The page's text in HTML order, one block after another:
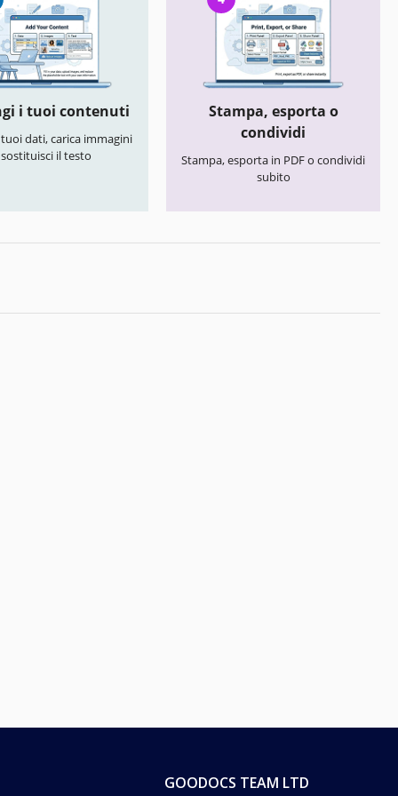
i tuoi contenuti
dati, carica immagini
il testo
Stampa, esporta o
condividi
Stampa, esporta in PDF o condividi
subito
GOODOCS TEAM LTD